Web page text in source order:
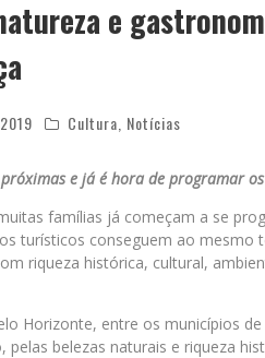
e
Cultura Notícias
e já é hora de programar
famílias já começam a se
turísticos conseguem ao mesmo
riqueza histórica, cultural,
Horizonte, entre os municípios
belezas naturais e riqueza